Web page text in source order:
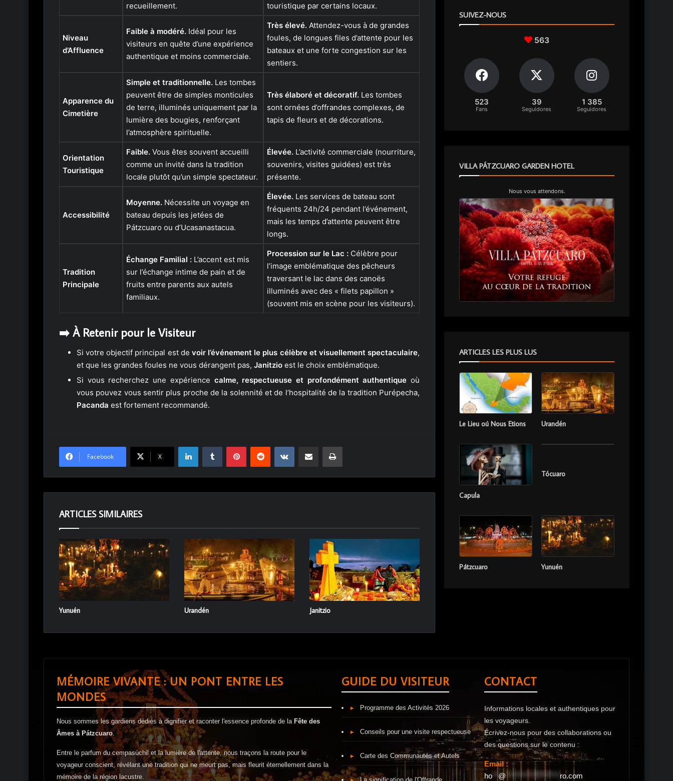
recueillement.
touristique par certains locaux.
Niveau
d’Affluence
Faible à modéré. Idéal pour les
visiteurs en quête d’une expérience
authentique et moins commerciale.
Très élevé. Attendez-vous à de grandes
foules, de longues files d’attente pour les
bateaux et une forte congestion sur les
sentiers.
Apparence du
Cimetière
Simple et traditionnelle. Les tombes
peuvent être de simples monticules
de terre, illuminés uniquement par la
lumière des bougies, renforçant
l’atmosphère spirituelle.
Très élaboré et décoratif. Les tombes
sont ornées d’offrandes complexes, de
tapis de fleurs et de décorations.
Orientation
Touristique
Faible. Vous êtes souvent accueilli
comme un invité dans la tradition
locale plutôt qu’un simple spectateur.
Élevée. L’activité commerciale (nourriture,
souvenirs, visites guidées) est très
présente.
Accessibilité
Moyenne. Nécessite un voyage en
bateau depuis les jetées de
Pátzcuaro ou d’Ucasanastacua.
Élevée. Les services de bateau sont
fréquents 24h/24 pendant l’événement,
mais les temps d’attente peuvent être
longs.
Tradition
Principale
Échange Familial : L’accent est mis
sur l’échange intime de pain et de
fruits entre parents aux autels
familiaux.
Procession sur le Lac : Célèbre pour
l’image emblématique des pêcheurs
traversant le lac dans des canoës
illuminés avec des « filets papillon »
(souvent mis en scène pour les visiteurs).
➡️ À Retenir pour le Visiteur
Si votre objectif principal est de voir l’événement le plus célèbre et visuellement spectaculaire,
et que les grandes foules ne vous dérangent pas, Janitzio est le choix emblématique.
Si vous recherchez une expérience calme, respectueuse et profondément authentique où
vous pouvez vous sentir plus proche de la solennité et de l’hospitalité de la tradition Purépecha,
Pacanda est fortement recommandé.
Facebook X
LinkedinTumblr PinterestReddit VKontaktePartager par email Imprimer
ARTICLES SIMILAIRES
Yunuén Urandén Janitzio
SUIVEZ-NOUS
563
523
Fans
39
Seguidores
1 385
Seguidores
VILLA PÁTZCUARO GARDEN HOTEL
Nous vous attendons.
ARTICLES LES PLUS LUS
Le Lieu oú Nous Etions Urandén
Capula
Tócuaro
Pátzcuaro Yunuén
MÉMOIRE VIVANTE : UN PONT ENTRE LES
MONDES
Nous sommes les gardiens dédiés à dignifier et raconter l'essence profonde de la Fête des
Âmes à Pátzcuaro.
Entre le parfum du cempasúchil et la lumière de l'attente, nous traçons la route pour le
voyageur conscient, révélant une tradition qui ne meurt pas, mais fleurit éternellement dans la
mémoire de la région lacustre.
GUIDE DU VISITEUR
▸ Programme des Activités 2026
▸ Conseils pour une visite respectueuse
▸ Carte des Communautés et Autels
CONTACT
Informations locales et authentiques pour
les voyageurs.
Écrivez-nous pour des collaborations ou
des questions sur le contenu :
Email :
ho**@****************** ro.com